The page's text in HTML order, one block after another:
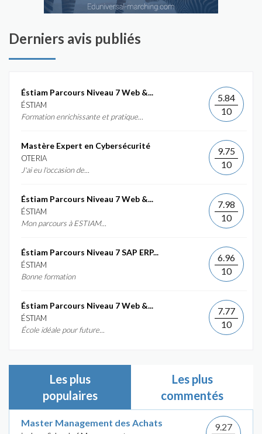
Derniers avis publiés
Éstiam Parcours Niveau 7 Web &...
ÉSTIAM
Formation enrichissante et pratique...
5.84
10
Mastère Expert en Cybersécurité
OTERIA
J'ai eu l'occasion de...
9.75
10
Éstiam Parcours Niveau 7 Web &...
ÉSTIAM
Mon parcours à ESTIAM...
7.98
10
Éstiam Parcours Niveau 7 SAP ERP...
ÉSTIAM
Bonne formation
6.96
10
Éstiam Parcours Niveau 7 Web &...
ÉSTIAM
École idéale pour future...
7.77
10
Les plus
populaires
Les plus
commentés
Master Management des Achats
9.27